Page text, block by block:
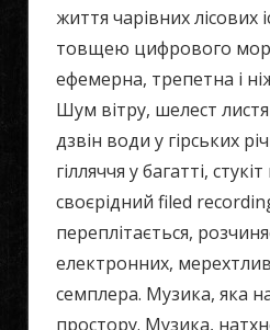
життя чарівних лісових
товщею цифрового
ефемерна, трепетна і
Шум вітру, шелест листя
дзвін води у гірських
гілляччя у багатті,
своєрідний filed
переплітається,
електронних,
семплера. Музика, яка
простору. Музика,